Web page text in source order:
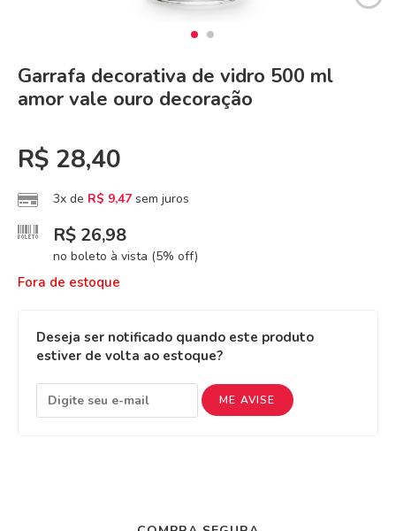
Garrafa decorativa de vidro 500 ml
amor vale ouro decoração
R$ 28,40
3x de R$ 9,47 sem juros
R$ 26,98
no boleto à vista (5% off)
Fora de estoque
Deseja ser notificado quando este produto
estiver de volta ao estoque?
ME AVISE